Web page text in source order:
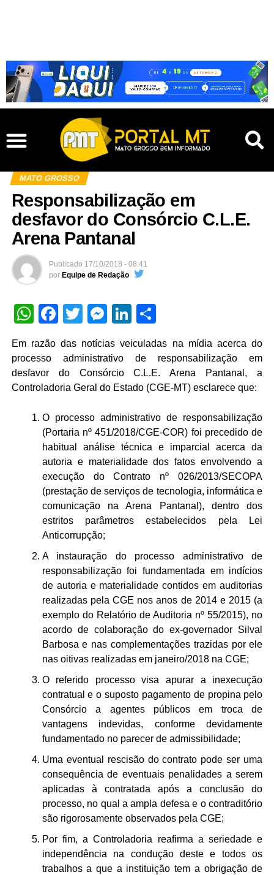
MATO GROSSO
Responsabilização em
desfavor do Consórcio C.L.E.
Arena Pantanal
Publicado 17/10/2018 - 08:41
por Equipe de Redação
WhatsApp
Facebook
TwitterMessenger
LinkedIn
Em razão das notícias veiculadas na mídia acerca do
processo administrativo de responsabilização em
desfavor do Consórcio C.L.E. Arena Pantanal, a
Controladoria Geral do Estado (CGE-MT) esclarece que:
O processo administrativo de responsabilização
(Portaria nº 451/2018/CGE-COR) foi precedido de
habitual análise técnica e imparcial acerca da
autoria e materialidade dos fatos envolvendo a
execução do Contrato nº 026/2013/SECOPA
(prestação de serviços de tecnologia, informática e
comunicação na Arena Pantanal), dentro dos
estritos parâmetros estabelecidos pela Lei
Anticorrupção;
A instauração do processo administrativo de
responsabilização foi fundamentada em indícios
de autoria e materialidade contidos em auditorias
realizadas pela CGE nos anos de 2014 e 2015 (a
exemplo do Relatório de Auditoria nº 55/2015), no
acordo de colaboração do ex-governador Silval
Barbosa e nas complementações trazidas por ele
nas oitivas realizadas em janeiro/2018 na CGE;
O referido processo visa apurar a inexecução
contratual e o suposto pagamento de propina pelo
Consórcio a agentes públicos em troca de
vantagens indevidas, conforme devidamente
fundamentado no parecer de admissibilidade;
Uma eventual rescisão do contrato pode ser uma
consequência de eventuais penalidades a serem
aplicadas à contratada após a conclusão do
processo, no qual a ampla defesa e o contraditório
são rigorosamente observados pela CGE;
Por fim, a Controladoria reafirma a seriedade e
independência na condução deste e todos os
trabalhos a que a instituição tem a obrigação de